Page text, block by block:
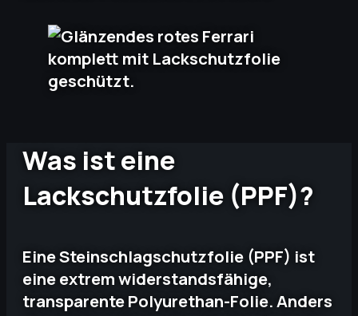
Was ist eine
Lackschutzfolie (PPF)?
Eine Steinschlagschutzfolie (PPF) ist
eine extrem widerstandsfähige,
transparente Polyurethan-Folie. Anders